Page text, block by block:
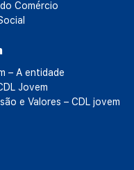
Comércio
– A entidade
Jovem
e Valores – CDL jovem